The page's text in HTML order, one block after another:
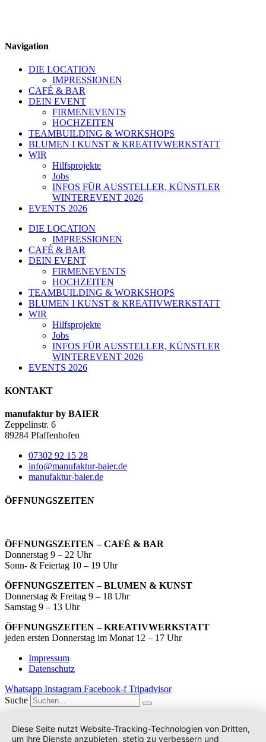
Navigation
DIE LOCATION
IMPRESSIONEN
CAFÉ & BAR
DEIN EVENT
FIRMENEVENTS
HOCHZEITEN
TEAMBUILDING & WORKSHOPS
BLUMEN I KUNST & KREATIVWERKSTATT
WIR
Hilfsprojekte
Jobs
INFOS FÜR AUSSTELLER, KÜNSTLER
WINTEREVENT 2026
EVENTS 2026
DIE LOCATION
IMPRESSIONEN
CAFÉ & BAR
DEIN EVENT
FIRMENEVENTS
HOCHZEITEN
TEAMBUILDING & WORKSHOPS
BLUMEN I KUNST & KREATIVWERKSTATT
WIR
Hilfsprojekte
Jobs
INFOS FÜR AUSSTELLER, KÜNSTLER
WINTEREVENT 2026
EVENTS 2026
KONTAKT
manufaktur by BAIER
Zeppelinstr. 6
89284 Pfaffenhofen
07302 92 15 28
info@manufaktur-baier.de
manufaktur-baier.de
ÖFFNUNGSZEITEN
ÖFFNUNGSZEITEN – CAFÉ & BAR
Donnerstag 9 – 22 Uhr
Sonn- & Feiertag 10 – 19 Uhr
ÖFFNUNGSZEITEN – BLUMEN & KUNST
Donnerstag & Freitag 9 – 18 Uhr
Samstag 9 – 13 Uhr
ÖFFNUNGSZEITEN – KREATIVWERKSTATT
jeden ersten Donnerstag im Monat 12 – 17 Uhr
Impressum
Datenschutz
Whatsapp Instagram Facebook-f Tripadvisor
Suche
Diese Seite nutzt Website-Tracking-Technologien von Dritten,
um ihre Dienste anzubieten, stetig zu verbessern und